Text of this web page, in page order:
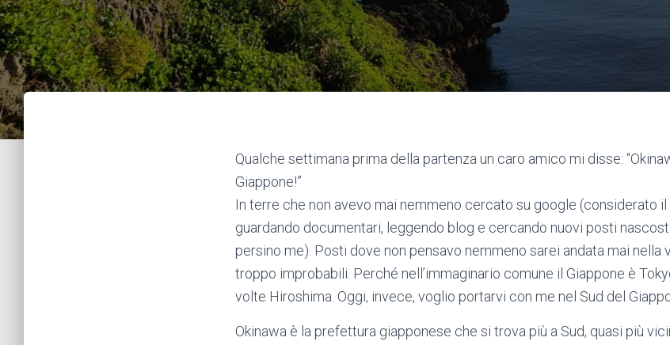
Qualche settimana prima della partenza un caro amico mi disse:
Giappone!”
In terre che non avevo mai nemmeno cercato su google (considerato
guardando documentari, leggendo blog e cercando nuovi posti
persino me). Posti dove non pensavo nemmeno sarei andata mai nella
troppo improbabili. Perché nell’immaginario comune il Giappone è
volte Hiroshima. Oggi, invece, voglio portarvi con me nel Sud del
Okinawa è la prefettura giapponese che si trova più a Sud, quasi più